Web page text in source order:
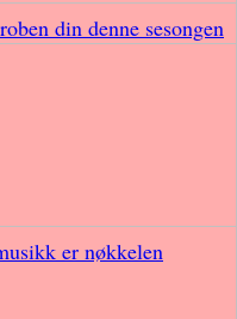
din denne sesongen
er nøkkelen